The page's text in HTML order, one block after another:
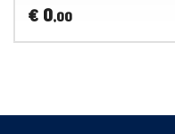
€ 0,00